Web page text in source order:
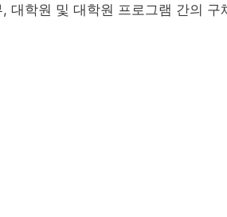
학원 및 대학원 프로그램 간의 구